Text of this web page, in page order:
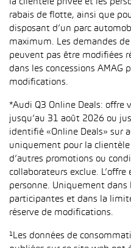
la clientèle privée et les
rabais de flotte, ainsi que
disposant d’un parc
maximum. Les demandes
peuvent pas être modifiées
dans les concessions AMAG
modifications.
*Audi Q3 Online Deals: offre
jusqu’au 31 août 2026 ou
identifié «Online Deals» sur
uniquement pour la
d’autres promotions ou
collaborateurs exclue.
personne. Uniquement dans
participantes et dans la
réserve de modifications.
¹Les données de